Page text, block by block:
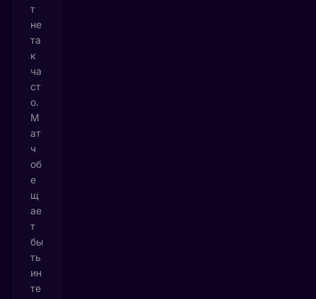
т
не
та
к
ча
ст
о.
М
ат
ч
об
е
щ
ае
т
бы
ть
ин
те